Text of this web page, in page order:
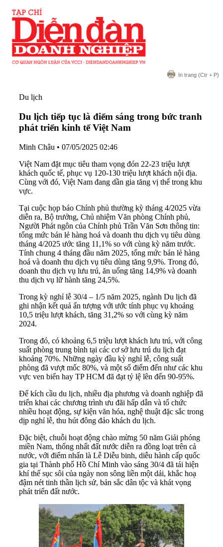
In trang (Ctr + P)
Du lịch
Du lịch tiếp tục là điểm sáng trong bức tranh
phát triển kinh tế Việt Nam
Minh Châu • 07/05/2025 02:46
Việt Nam đặt mục tiêu tham vọng đón 22-23 triệu lượt
khách quốc tế, phục vụ 120-130 triệu lượt khách nội địa.
Cùng với đó, Việt Nam đang dần gia tăng vị thế trong khu
vực.
Tại cuộc họp báo Chính phủ thường kỳ tháng 4/2025 vừa
diễn ra, Bộ trưởng, Chủ nhiệm Văn phòng Chính phủ,
Người Phát ngôn của Chính phủ Trần Văn Sơn thông tin:
tổng mức bán lẻ hàng hoá và doanh thu dịch vụ tiêu dùng
tháng 4/2025 ước tăng 11,1% so với cùng kỳ năm trước.
Tính chung 4 tháng đầu năm 2025, tổng mức bán lẻ hàng
hoá và doanh thu dịch vụ tiêu dùng tăng 9,9%. Trong đó,
doanh thu dịch vụ lưu trú, ăn uống tăng 14,9% và doanh
thu dịch vụ lữ hành tăng 24,5%.
Trong kỳ nghỉ lễ 30/4 – 1/5 năm 2025, ngành Du lịch đã
ghi nhận kết quả ấn tượng với ước tính phục vụ khoảng
10,5 triệu lượt khách, tăng 31,2% so với cùng kỳ năm
2024.
Trong đó, có khoảng 6,5 triệu lượt khách lưu trú, với công
suất phòng trung bình tại các cơ sở lưu trú du lịch đạt
khoảng 70%. Những ngày đầu kỳ nghỉ lễ, công suất
phòng đã vượt mốc 80%, và một số điểm đến như các khu
vực ven biển hay TP HCM đã đạt tỷ lệ lên đến 90-95%.
Để kích cầu du lịch, nhiều địa phương và doanh nghiệp đã
triển khai các chương trình ưu đãi hấp dẫn và tổ chức
nhiều hoạt động, sự kiện văn hóa, nghệ thuật đặc sắc trong
dịp nghỉ lễ, thu hút đông đảo khách du lịch.
Đặc biệt, chuỗi hoạt động chào mừng 50 năm Giải phóng
miền Nam, thống nhất đất nước diễn ra đồng loạt trên cả
nước, với điểm nhấn là Lễ Diễu binh, diễu hành cấp quốc
gia tại Thành phố Hồ Chí Minh vào sáng 30/4 đã tái hiện
khí thế sục sôi của ngày non sông liền một dải, khắc hoạ
đậm nét tinh thần lịch sử, bản sắc dân tộc và khát vọng
phát triển đất nước.